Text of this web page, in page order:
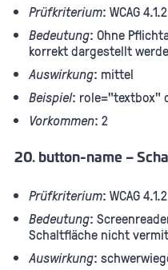
Prüfkriterium: WCAG
Bedeutung: Ohne
korrekt dargestellt
Auswirkung: mittel
Beispiel: role="textbox"
Vorkommen: 2
20. button-name –
Prüfkriterium: WCAG
Bedeutung:
Schaltfläche nicht
Auswirkung: